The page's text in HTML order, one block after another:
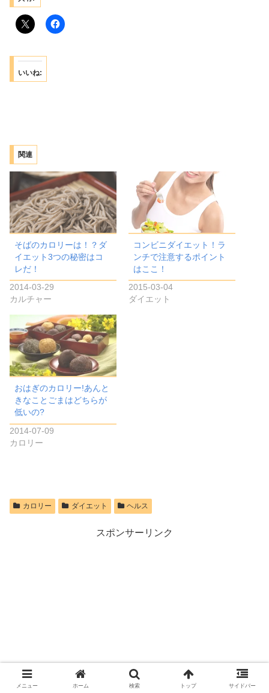
いいね:
関連
そばのカロリーは！？ダ
イエット3つの秘密はコ
レだ！
2014-03-29
カルチャー
コンビニダイエット！ラ
ンチで注意するポイント
はここ！
2015-03-04
ダイエット
おはぎのカロリー!あんと
きなことごまはどちらが
低いの?
2014-07-09
カロリー
カロリー ダイエット ヘルス
スポンサーリンク
メニュー ホーム 検索 トップ サイドバー